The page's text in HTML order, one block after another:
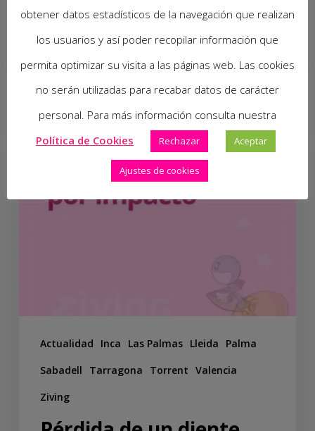
Aliado de los Pequeños
para una Boca Sana.
Actualidad Inca Las Palmas Lleida
Palma
Sabadell
Tarragona Torrent Valencia
Ziving
obtener datos estadísticos de la navegación que realizan
los usuarios y así poder recopilar información que
permita optimizar su visita a las páginas web. Las cookies
no serán utilizadas para recabar datos de carácter
personal. Para más información consulta nuestra
Política de Cookies
Rechazar Aceptar
Ajustes de cookies